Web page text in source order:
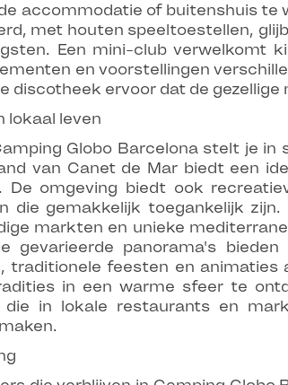
accommodatie of buitenshuis te
met houten speeltoestellen,
Een mini-club verwelkomt
en voorstellingen
discotheek ervoor dat de
lokaal leven
Globo Barcelona stelt je
van Canet de Mar biedt een
De omgeving biedt ook
die gemakkelijk toegankelijk
markten en unieke
gevarieerde panorama's
traditionele feesten en animaties
in een warme sfeer te
die in lokale restaurants en